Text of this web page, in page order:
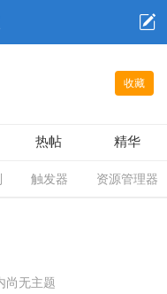
收藏
热帖 精华
触发器 资源管理器
尚无主题